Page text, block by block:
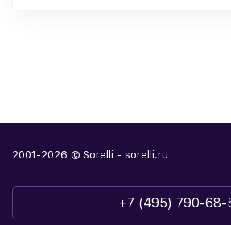
2001-2026 © Sorelli - sorelli.ru
+7 (495) 790-68-